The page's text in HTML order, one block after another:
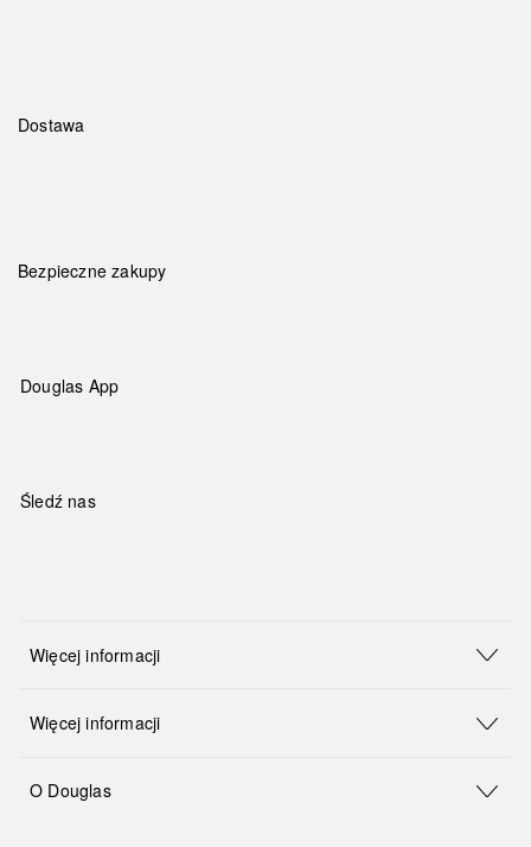
Dostawa
Bezpieczne zakupy
Douglas App
Śledź nas
Więcej informacji
Więcej informacji
O Douglas